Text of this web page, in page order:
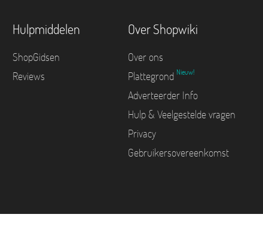
Hulpmiddelen
ShopGidsen
Reviews
Over Shopwiki
Over ons
Plattegrond Nieuw!
Adverteerder Info
Hulp & Veelgestelde vragen
Privacy
Gebruikersovereenkomst